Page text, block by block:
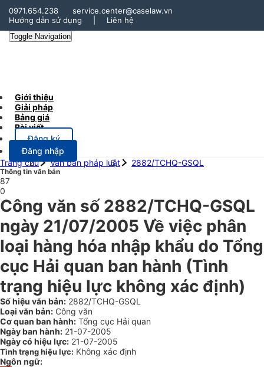
0971.654.238
service.center@caselaw.vn
Hướng dẫn sử dụng
Liên hệ
Toggle Navigation
Giới thiệu
Giải pháp
Bảng giá
Bài viết
Đăng ký
Đăng nhập
Trang chủ
Văn bản pháp luật 2882/TCHQ-GSQL
Thông tin văn bản
87
0
Công văn số 2882/TCHQ-GSQL
ngày 21/07/2005 Về việc phân
loại hàng hóa nhập khẩu do Tổng
cục Hải quan ban hành (Tình
trạng hiệu lực không xác định)
Số hiệu văn bản: 2882/TCHQ-GSQL
Loại văn bản: Công văn
Cơ quan ban hành: Tổng cục Hải quan
Ngày ban hành: 21-07-2005
Ngày có hiệu lực: 21-07-2005
Tình trạng hiệu lực: Không xác định
Ngôn ngữ: